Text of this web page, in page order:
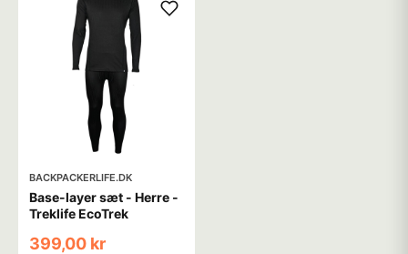
BACKPACKERLIFE.DK
Base-layer sæt - Herre -
Treklife EcoTrek
399,00 kr